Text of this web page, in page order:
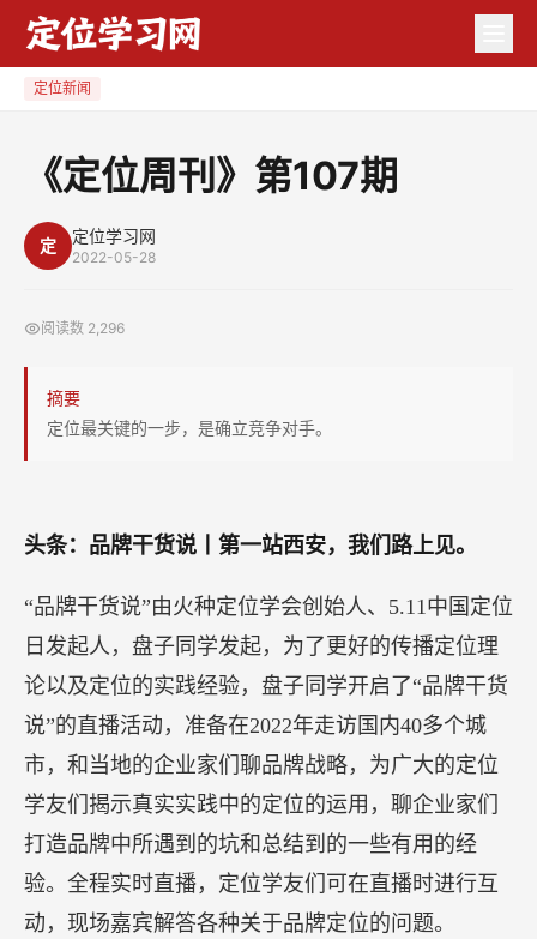
《定
定位新闻
《定位周刊》第107期
定 定位学习网
2022-05-28
阅读数 2,296
摘要
定位最关键的一步，是确立竞争对手。
头条：品牌干货说丨第一站西安，我们路上见。
“品牌干货说”由火种定位学会创始人、5.11中国定位
日发起人，盘子同学发起，为了更好的传播定位理
论以及定位的实践经验，盘子同学开启了“品牌干货
说”的直播活动，准备在2022年走访国内40多个城
市，和当地的企业家们聊品牌战略，为广大的定位
学友们揭示真实实践中的定位的运用，聊企业家们
打造品牌中所遇到的坑和总结到的一些有用的经
验。全程实时直播，定位学友们可在直播时进行互
动，现场嘉宾解答各种关于品牌定位的问题。